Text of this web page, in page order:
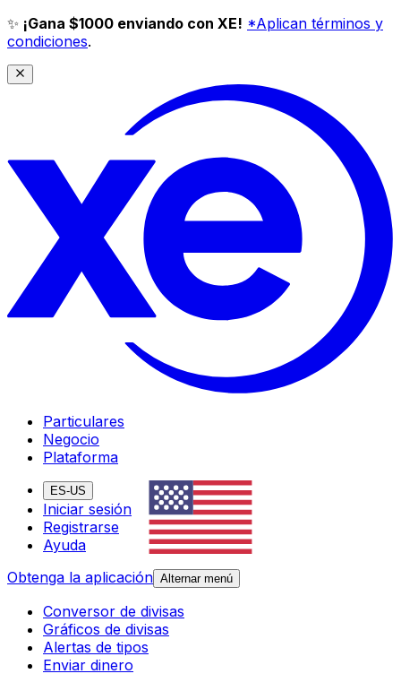
✨ ¡Gana $1000 enviando con XE! *Aplican términos y
condiciones.
Particulares
Negocio
Plataforma
ES-US
Iniciar sesión
Registrarse
Ayuda
Obtenga la aplicación Alternar menú
Conversor de divisas
Gráficos de divisas
Alertas de tipos
Enviar dinero